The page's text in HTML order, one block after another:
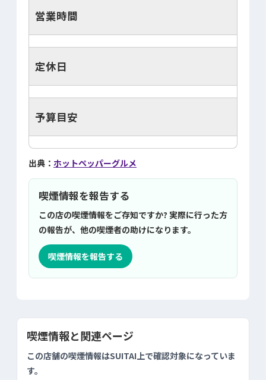
営業時間
定休日
予算目安
出典： ホットペッパーグルメ
喫煙情報を報告する
この店の喫煙情報をご存知ですか? 実際に行った方
の報告が、他の喫煙者の助けになります。
喫煙情報を報告する
喫煙情報と関連ページ
この店舗の喫煙情報はSUITAI上で確認対象になっていま
す。